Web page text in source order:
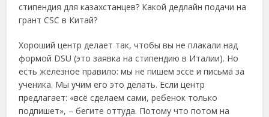
стипендия для казахстанцев? Какой дедлайн подачи на
грант CSC в Китай?
Хороший центр делает так, чтобы вы не плакали над
формой DSU (это заявка на стипендию в Италии). Но
есть железное правило: мы не пишем эссе и письма за
ученика. Мы учим его это делать. Если центр
предлагает: «всё сделаем сами, ребенок только
подпишет», – бегите оттуда. Потому что потом на